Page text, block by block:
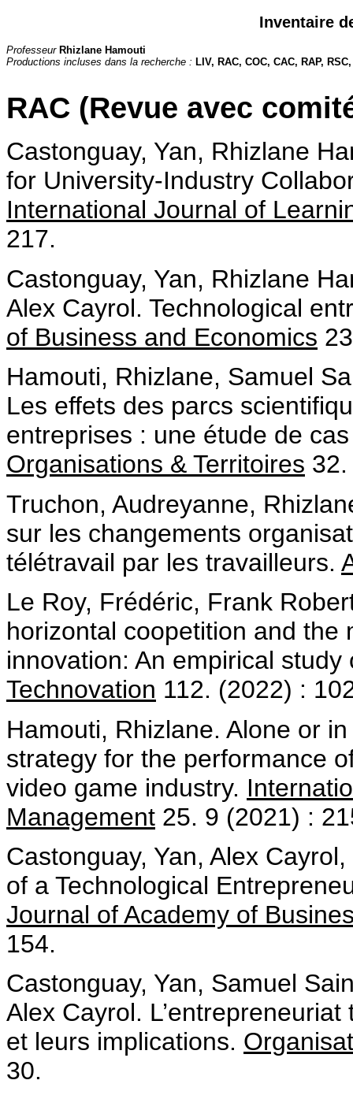
Inventaire
Professeur Rhizlane Hamouti
Productions incluses dans la recherche : LIV, RAC, COC, CAC, RAP,
RAC (Revue avec
Castonguay, Yan, Rhizlane
for University-Industry
International Journal of
217.
Castonguay, Yan, Rhizlane
Alex Cayrol. Technological
of Business and Economics
Hamouti, Rhizlane, Samuel
Les effets des parcs
entreprises : une étude de
Organisations & Territoires
Truchon, Audreyanne,
sur les changements
télétravail par les travailleurs.
Le Roy, Frédéric, Frank
horizontal coopetition and
innovation: An empirical
Technovation 112. (2022) :
Hamouti, Rhizlane. Alone or
strategy for the performance
video game industry.
Management 25. 9 (2021) :
Castonguay, Yan, Alex
of a Technological
Journal of Academy of
154.
Castonguay, Yan, Samuel
Alex Cayrol.
et leurs implications.
30.